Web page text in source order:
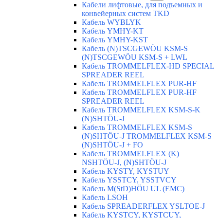
Кабели лифтовые, для подъемных и
конвейерных систем TKD
Кабель WYBLYK
Кабель YMHY-KT
Кабель YMHY-KST
Кабель (N)TSCGEWÖU KSM-S
(N)TSCGEWÖU KSM-S + LWL
Кабель TROMMELFLEX-HD SPECIAL
SPREADER REEL
Кабель TROMMELFLEX PUR-HF
Кабель TROMMELFLEX PUR-HF
SPREADER REEL
Кабель TROMMELFLEX KSM-S-K
(N)SHTÖU-J
Кабель TROMMELFLEX KSM-S
(N)SHTÖU-J TROMMELFLEX KSM-S
(N)SHTÖU-J + FO
Кабель TROMMELFLEX (K)
NSHTÖU-J, (N)SHTÖU-J
Кабель KYSTY, KYSTUY
Кабель YSSTCY, YSSTVCY
Кабель M(StD)HÖU UL (EMС)
Кабель LSOH
Кабель SPREADERFLEX YSLTOE-J
Кабель KYSTCY, KYSTCUY,